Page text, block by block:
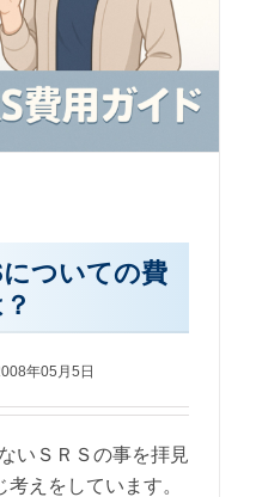
ついての費
年05月5日
いＳＲＳの事を拝見
えをしています。